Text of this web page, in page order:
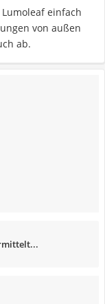
einfach
von außen
ab.